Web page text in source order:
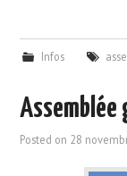
Infos
Assemblée
Posted on 28